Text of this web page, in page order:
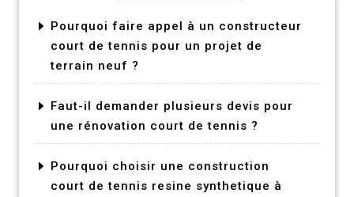
Pourquoi faire appel à un constructeur
court de tennis pour un projet de
terrain neuf ?
Faut-il demander plusieurs devis pour
une rénovation court de tennis ?
Pourquoi choisir une construction
court de tennis resine synthetique à